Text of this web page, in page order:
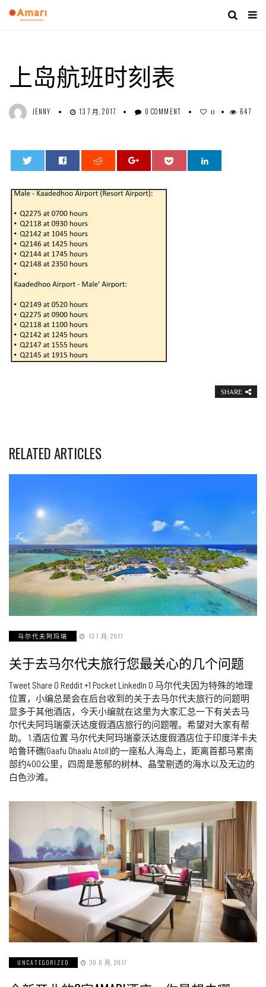
上岛航班时刻表
JENNY 13 7 月, 2017 0 COMMENT 0 647
SHARE
RELATED ARTICLES
马尔代夫阿玛瑞 13 7 月, 2017
关于去马尔代夫旅行您最关心的几个问题
Tweet Share 0 Reddit +1 Pocket LinkedIn 0 马尔代夫因为特殊的地理
位置，小编总是会在后台收到的关于去马尔代夫旅行的问题明
显多于其他酒店，今天小编就在这里为大家汇总一下有关去马
尔代夫阿玛瑞豪沃达度假酒店旅行的问题喔。希望对大家有帮
助。 1.酒店位置 马尔代夫阿玛瑞豪沃达度假酒店位于印度洋卡夫
哈鲁环礁(Gaafu Dhaalu Atoll)的一座私人海岛上，距离首都马累南
部约400公里，四周是葱郁的树林、晶莹剔透的海水以及无边的
白色沙滩。
UNCATEGORIZED 30 6 月, 2017